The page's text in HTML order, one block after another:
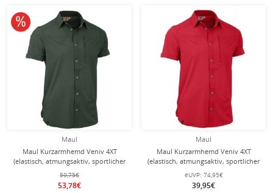
Maul
Maul Kurzarmhemd Veniv 4XT
(elastisch, atmungsaktiv, sportlicher
Schnitt) dunkelgrün Herren
59,75€
53,78€
10% reduziert
Maul
Maul Kurzarmhemd Veniv 4XT
(elastisch, atmungsaktiv, sportlicher
Schnitt) rot Herren
eUVP: 74,95€
39,95€